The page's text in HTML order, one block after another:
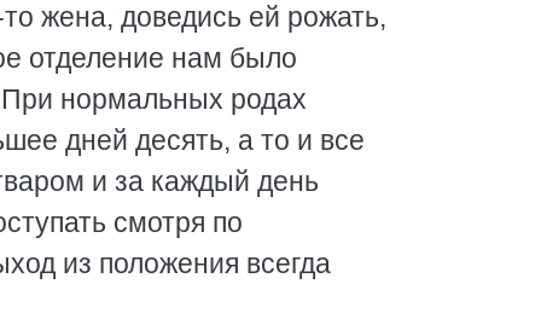
жена, доведись ей рожать,
отделение нам было
нормальных родах
дней десять, а то и все
и за каждый день
смотря по
из положения всегда